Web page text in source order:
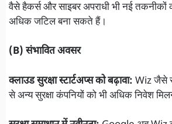
वैसे हैकर्स और साइबर अपराधी भी नई तकनीकों
अधिक जटिल बना सकते हैं।
(B) संभावित अवसर
क्लाउड सुरक्षा स्टार्टअप्स को बढ़ावा: Wiz जैसे
से अन्य सुरक्षा कंपनियों को भी अधिक निवेश